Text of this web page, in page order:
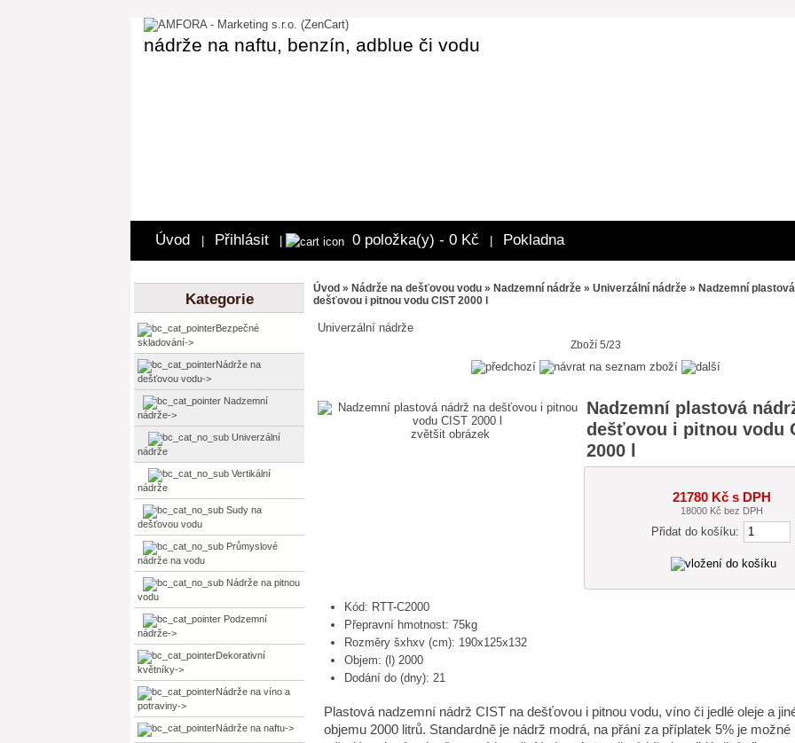
nádrže na naftu, benzín, adblue či vodu
Úvod Přihlásit 0 položka(y) - 0 Kč Pokladna
Kategorie
Bezpečné
skladování->
Nádrže na
dešťovou vodu->
Nadzemní
nádrže->
Univerzální
nádrže
Vertikální
nádrže
Sudy na
dešťovou vodu
Průmyslové
nádrže na vodu
Nádrže na pitnou
vodu
Podzemní
nádrže->
Dekorativní
květníky->
Nádrže na víno a
potraviny->
Nádrže na naftu->
Úvod » Nádrže na dešťovou vodu » Nadzemní nádrže »Univerzální nádrže » Nadzemní
dešťovou i pitnou vodu CIST 2000 l
Univerzální nádrže
Zboží 5/23
zvětšit obrázek
Nadzemní plastová
dešťovou i pitnou vodu
2000 l
21780 Kč s DPH
18000 Kč bez DPH
Přidat do košíku:
Kód: RTT-C2000
Přepravní hmotnost: 75kg
Rozměry šxhxv (cm): 190x125x132
Objem: (l) 2000
Dodání do (dny): 21
Plastová nadzemní nádrž CIST na dešťovou i pitnou vodu, víno či jedlé oleje a
objemu 2000 litrů. Standardně je nádrž modrá, na přání za příplatek 5% je